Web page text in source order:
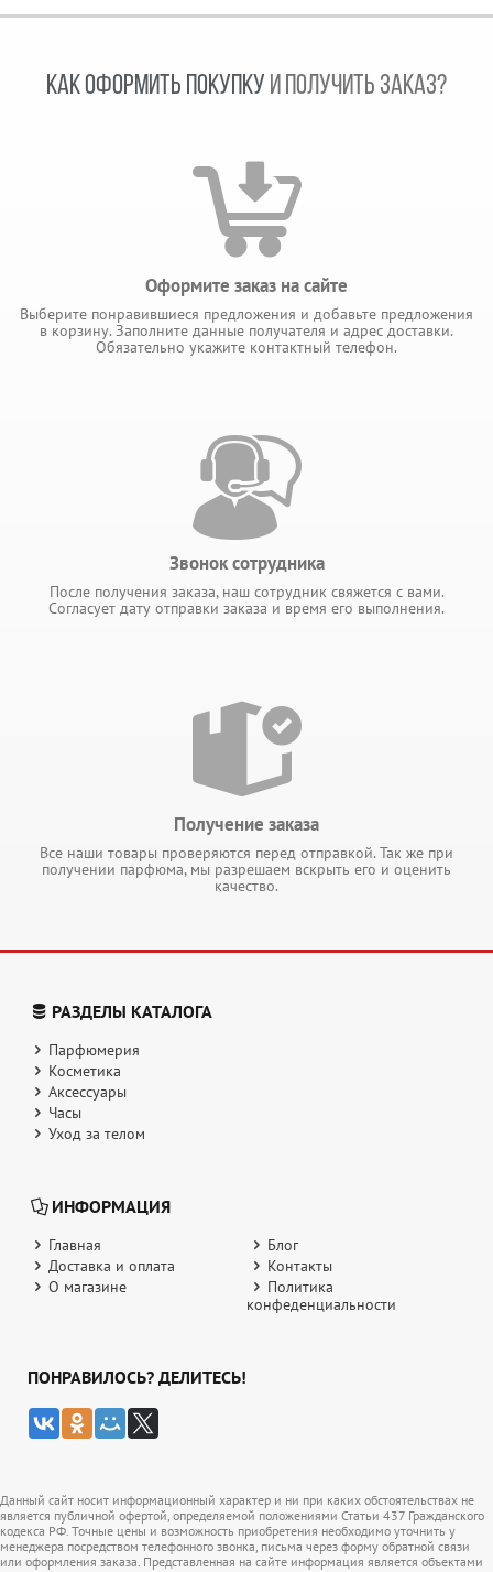
КАК ОФОРМИТЬ ПОКУПКУ И ПОЛУЧИТЬ ЗАКАЗ?
Оформите заказ на сайте
Выберите понравившиеся предложения и добавьте предложения
в корзину. Заполните данные получателя и адрес доставки.
Обязательно укажите контактный телефон.
Звонок сотрудника
После получения заказа, наш сотрудник свяжется с вами.
Согласует дату отправки заказа и время его выполнения.
Получение заказа
Все наши товары проверяются перед отправкой. Так же при
получении парфюма, мы разрешаем вскрыть его и оценить
качество.
РАЗДЕЛЫ КАТАЛОГА
Парфюмерия
Косметика
Аксессуары
Часы
Уход за телом
ИНФОРМАЦИЯ
Главная
Блог
Доставка и оплата
Контакты
О магазине
Политика
конфеденциальности
ПОНРАВИЛОСЬ? ДЕЛИТЕСЬ!
Данный сайт носит информационный характер и ни при каких обстоятельствах не
является публичной офертой, определяемой положениями Статьи 437 Гражданского
кодекса РФ. Точные цены и возможность приобретения необходимо уточнить у
менеджера посредством телефонного звонка, письма через форму обратной связи
или оформления заказа. Представленная на сайте информация является объектами